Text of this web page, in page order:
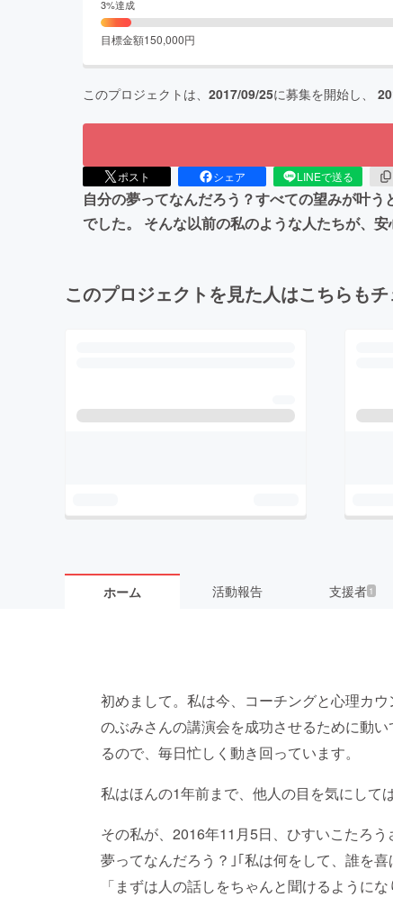
3%達成
目標金額150,000円
このプロジェクトは、 2017/09/25に募集を開始し、
ポスト シェア LINEで送る
自分の夢ってなんだろう？すべての望みが叶
でした。 そんな以前の私のような人たちが、
このプロジェクトを見た人はこちらも
ホーム 活動報告 支援者 1
初めまして。私は今、コーチングと心理カ
のぶみさんの講演会を成功させるために動
るので、毎日忙しく動き回っています。
私はほんの1年前まで、他人の目を気にして
その私が、2016年11月5日、ひすいこたろ
夢ってなんだろう？｣｢私は何をして、誰を
「まずは人の話しをちゃんと聞けるように